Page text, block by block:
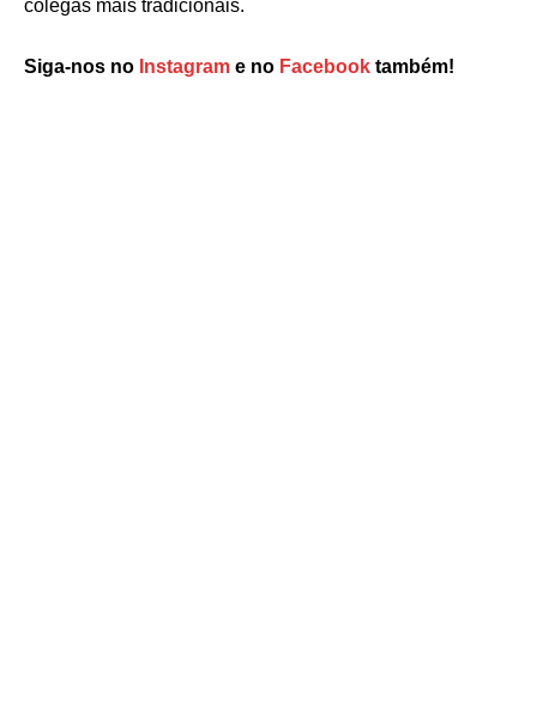
colegas mais tradicionais.
Siga-nos no Instagram e no Facebook também!